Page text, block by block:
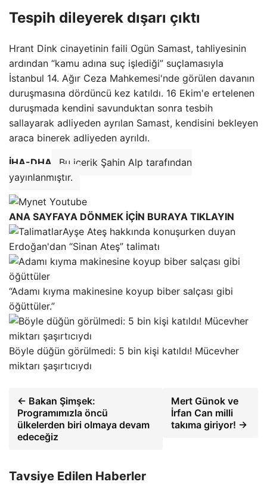
Tespih dileyerek dışarı çıktı
Hrant Dink cinayetinin faili Ogün Samast, tahliyesinin
ardından “kamu adına suç işlediği” suçlamasıyla
İstanbul 14. Ağır Ceza Mahkemesi'nde görülen davanın
duruşmasına dördüncü kez katıldı. 16 Ekim'e ertelenen
duruşmada kendini savunduktan sonra tesbih
sallayarak adliyeden ayrılan Samast, kendisini bekleyen
araca binerek adliyeden ayrıldı.
İHA-DHA
Bu içerik Şahin Alp tarafından
yayınlanmıştır.
ANA SAYFAYA DÖNMEK İÇİN BURAYA TIKLAYIN
Ayşe Ateş hakkında konuşurken duyan
Erdoğan'dan “Sinan Ateş” talimatı
“Adamı kıyma makinesine koyup biber salçası gibi
öğüttüler.”
Böyle düğün görülmedi: 5 bin kişi katıldı! Mücevher
miktarı şaşırtıcıydı
← Bakan Şimşek:
Programımızla öncü
ülkelerden biri olmaya devam
edeceğiz
Mert Günok ve
İrfan Can milli
takıma giriyor! →
Tavsiye Edilen Haberler